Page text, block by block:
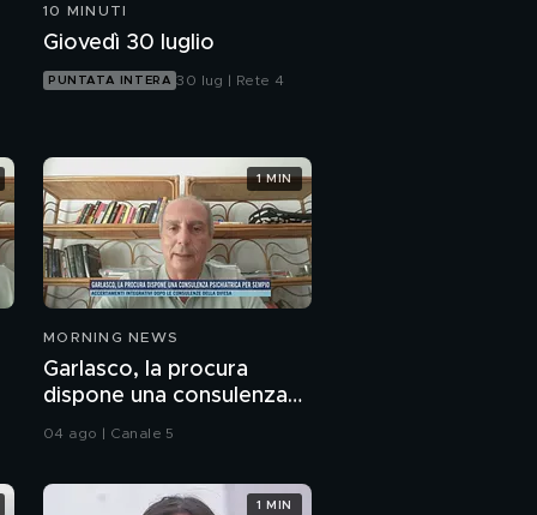
della nonna
10 MINUTI
Giovedì 30 luglio
PUNTATA INTERA 30 lug | Rete 4
MORNING NEWS
Garlasco, la procura
dispone una consulenza
psichiatrica per Sempio
04 ago | Canale 5
1 MIN
1 MIN